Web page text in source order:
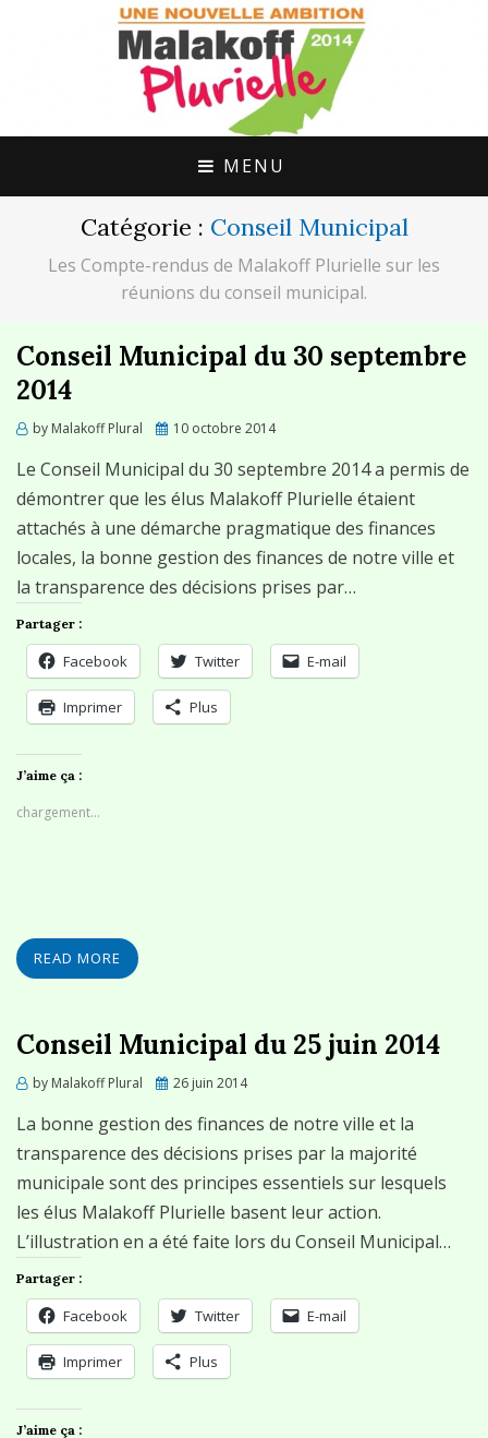
MALAKOFF
PLURIELLE
UNE ALTERNATIVE CITOYENNE POUR
MALAKOFF
MENU
Catégorie : Conseil Municipal
Les Compte-rendus de Malakoff Plurielle sur les
réunions du conseil municipal.
Conseil Municipal du 30 septembre
2014
by Malakoff Plural
Posted
10 octobre 2014
Le Conseil Municipal du 30 septembre 2014 a permis de
démontrer que les élus Malakoff Plurielle étaient
attachés à une démarche pragmatique des finances
locales, la bonne gestion des finances de notre ville et
la transparence des décisions prises par…
Partager :
Facebook Twitter E-mail
Imprimer Plus
J’aime ça :
chargement…
READ MORE
Conseil Municipal du 25 juin 2014
by Malakoff Plural
Posted
26 juin 2014
La bonne gestion des finances de notre ville et la
transparence des décisions prises par la majorité
municipale sont des principes essentiels sur lesquels
les élus Malakoff Plurielle basent leur action.
L’illustration en a été faite lors du Conseil Municipal…
Partager :
Facebook Twitter E-mail
Imprimer Plus
J’aime ça :